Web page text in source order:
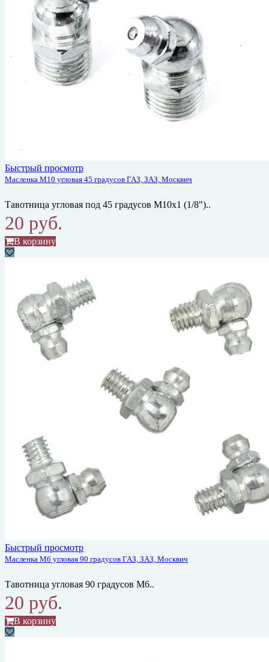
Быстрый просмотр
Масленка М10 угловая 45 градусов ГАЗ, ЗАЗ, Москвич
Тавотница угловая под 45 градусов М10х1 (1/8")..
20 руб.
В корзину
Быстрый просмотр
Масленка М6 угловая 90 градусов ГАЗ, ЗАЗ, Москвич
Тавотница угловая 90 градусов М6..
20 руб.
В корзину